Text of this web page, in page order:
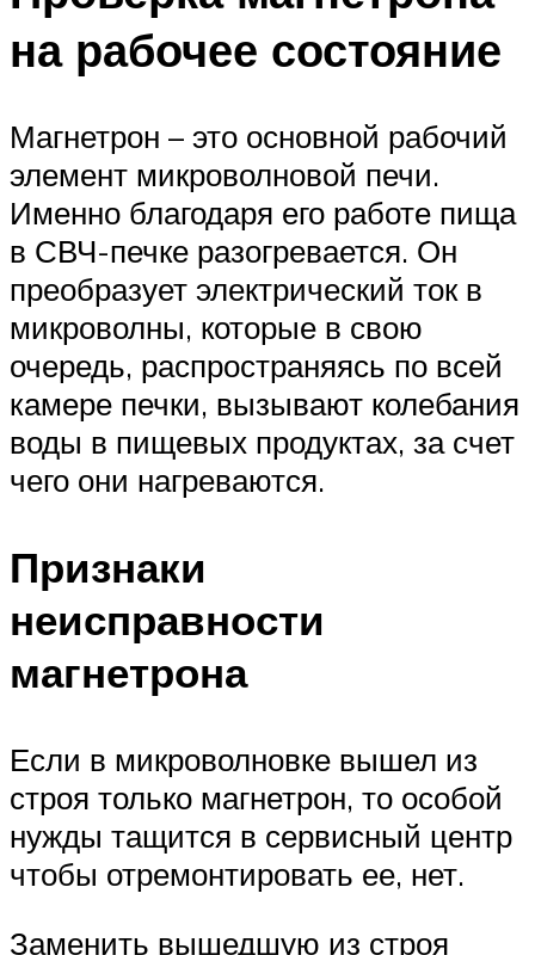
на рабочее состояние
Магнетрон – это основной рабочий
элемент микроволновой печи.
Именно благодаря его работе пища
в СВЧ-печке разогревается. Он
преобразует электрический ток в
микроволны, которые в свою
очередь, распространяясь по всей
камере печки, вызывают колебания
воды в пищевых продуктах, за счет
чего они нагреваются.
Признаки
неисправности
магнетрона
Если в микроволновке вышел из
строя только магнетрон, то особой
нужды тащится в сервисный центр
чтобы отремонтировать ее, нет.
Заменить вышедшую из строя